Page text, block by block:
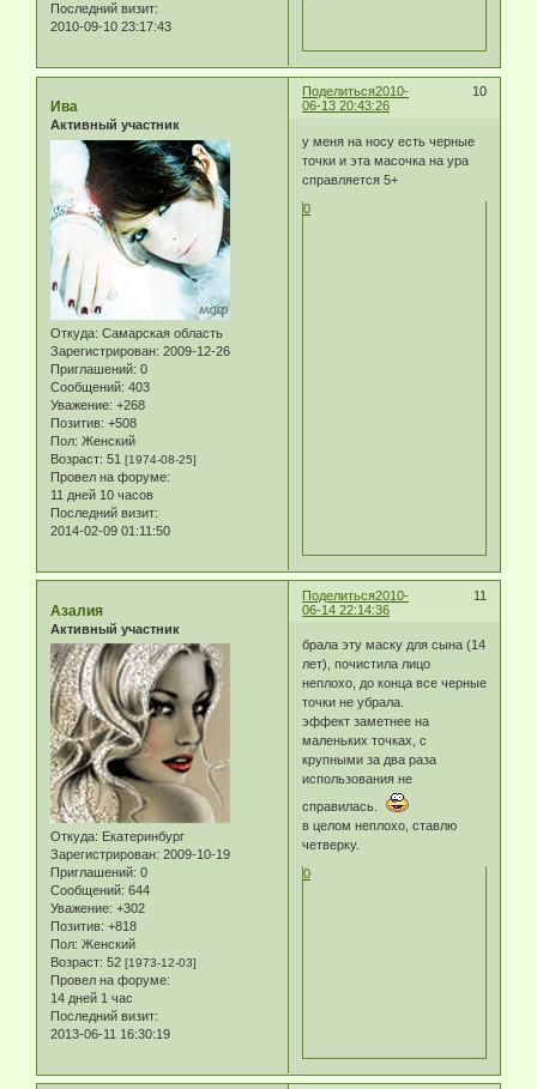
Последний визит:
2010-09-10 23:17:43
Поделиться 10
2010-
06-13 20:43:26
Ива
Активный участник
Откуда: Самарская область
Зарегистрирован: 2009-12-26
Приглашений: 0
Сообщений: 403
Уважение: +268
Позитив: +508
Пол: Женский
Возраст: 51 [1974-08-25]
Провел на форуме:
11 дней 10 часов
Последний визит:
2014-02-09 01:11:50
у меня на носу есть черные
точки и эта масочка на ура
справляется 5+
0
Поделиться 11
2010-
06-14 22:14:36
Азалия
Активный участник
Откуда: Екатеринбург
Зарегистрирован: 2009-10-19
Приглашений: 0
Сообщений: 644
Уважение: +302
Позитив: +818
Пол: Женский
Возраст: 52 [1973-12-03]
Провел на форуме:
14 дней 1 час
Последний визит:
2013-06-11 16:30:19
брала эту маску для сына (14
лет), почистила лицо
неплохо, до конца все черные
точки не убрала.
эффект заметнее на
маленьких точках, с
крупными за два раза
использования не
справилась.
в целом неплохо, ставлю
четверку.
0